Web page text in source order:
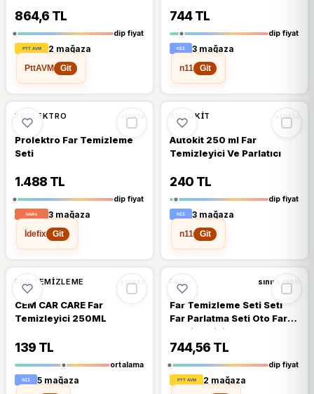
Temizleyici 250 Ml
864,6 TL
dip fiyat
2 mağaza
PttAVM
Git
744 TL
dip fiyat
3 mağaza
n11
Git
%42 %42 DÜŞTÜ
PROLEKTRO stokta
Prolektro Far Temizleme
Seti
1.488 TL
dip fiyat
3 mağaza
İdefix
Git
%37 %37 DÜŞTÜ
AUTOKIT stokta
Autokit 250 ml Far
Temizleyici Ve Parlatıcı
240 TL
dip fiyat
3 mağaza
n11
Git
%39 %39 DÜŞTÜ
FAR TEMIZLEME stokta
CEM CAR CARE Far
Temizleyici 250ML
139 TL
ortalama
5 mağaza
%32 %32 DÜŞTÜ
FAR sınırlı stok
Far Temizleme Seti Seti
Far Parlatma Seti Oto Far
Temizleyici A4 Zımpara
250 Ml
744,56 TL
dip fiyat
2 mağaza